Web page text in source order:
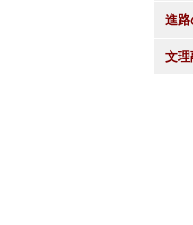
進路
文理